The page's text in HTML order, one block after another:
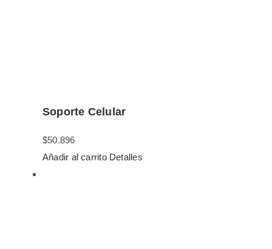
Soporte Celular
$50.896
Añadir al carrito Detalles